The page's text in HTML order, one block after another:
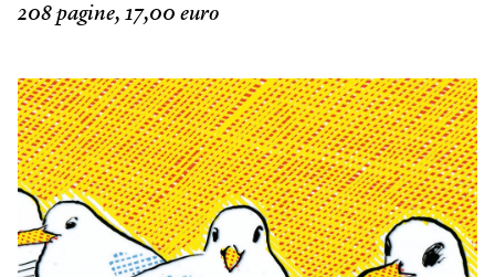
208 pagine, 17,00 euro